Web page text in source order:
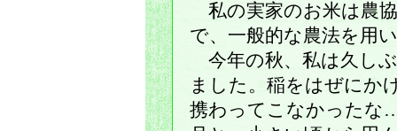
私の実家のお米は農
で、一般的な農法を用
今年の秋、私は久し
ました。稲をはぜにか
携わってこなかった